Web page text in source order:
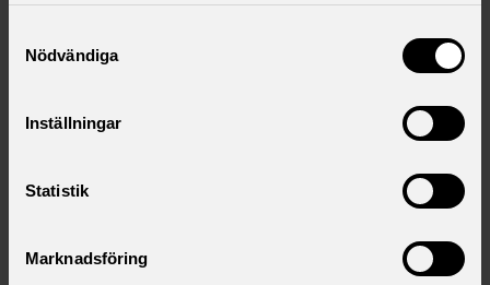
Nödvändiga
Inställningar
Statistik
Marknadsföring
Den 9 juni är det val till Europaparlamentet. Varför är
det viktigt? Vilka är partiernas viktigaste reformer
Läs vidare här EU-valrörelsens mest städade debatt
Ämne: EU